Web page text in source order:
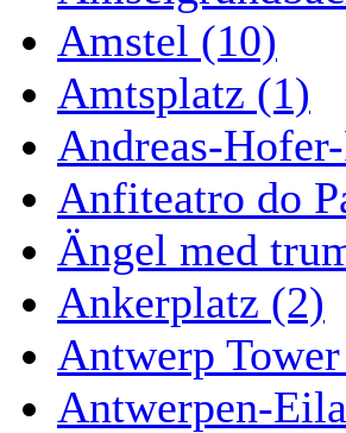
Amstel (10)
Amtsplatz (1)
Andreas-
Anfiteatro do
Ängel med
Ankerplatz (2)
Antwerp
Antwerpen-